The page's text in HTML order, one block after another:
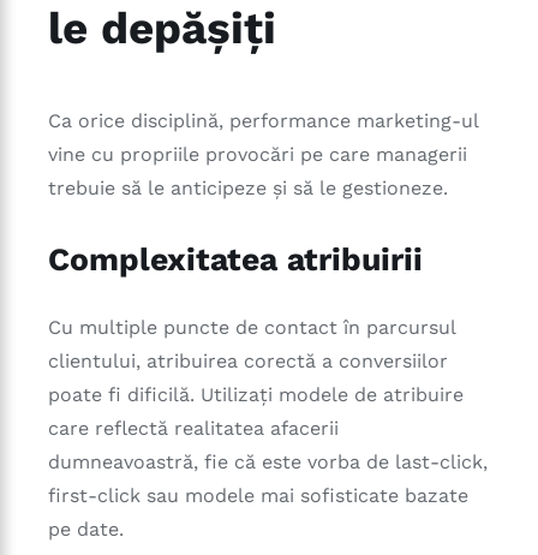
le depășiți
Ca orice disciplină, performance marketing-ul
vine cu propriile provocări pe care managerii
trebuie să le anticipeze și să le gestioneze.
Complexitatea atribuirii
Cu multiple puncte de contact în parcursul
clientului, atribuirea corectă a conversiilor
poate fi dificilă. Utilizați modele de atribuire
care reflectă realitatea afacerii
dumneavoastră, fie că este vorba de last-click,
first-click sau modele mai sofisticate bazate
pe date.